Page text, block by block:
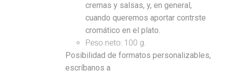
cremas y salsas, y, en general,
cuando queremos aportar contrste
cromático en el plato.
Peso neto: 100 g.
Posibilidad de formatos personalizables,
escríbanos a